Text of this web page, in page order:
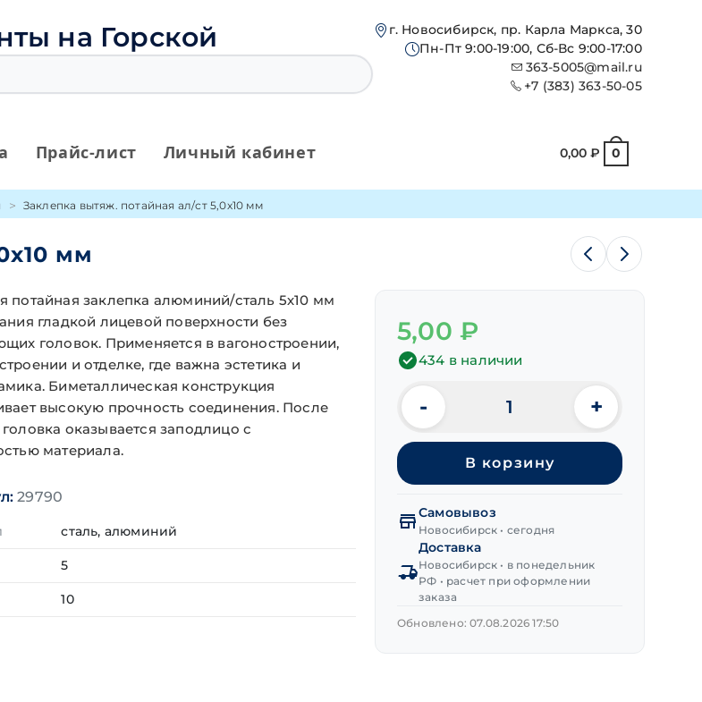
на Горской
г. Новосибирск, пр. Карла Маркса, 30
Пн-Пт 9:00-19:00, Сб-Вс 9:00-17:00
363-5005@mail.ru
+7 (383) 363-50-05
Прайс-лист Личный кабинет 0,00 ₽ 0
Заклепка вытяж. потайная ал/ст 5,0х10 мм
мм
потайная заклепка алюминий/сталь 5х10 мм
гладкой лицевой поверхности без
головок. Применяется в вагоностроении,
и отделке, где важна эстетика и
Биметаллическая конструкция
высокую прочность соединения. После
оказывается заподлицо с
материала.
29790
сталь, алюминий
5
10
5,00₽
434 в наличии
Количество
товара
Заклепка
потайная
ал/
ст
5,0х10 мм
- +
В корзину
Самовывоз
Новосибирск • сегодня
Доставка
Новосибирск • в понедельник
РФ • расчет при оформлении
заказа
Обновлено: 07.08.2026 17:50